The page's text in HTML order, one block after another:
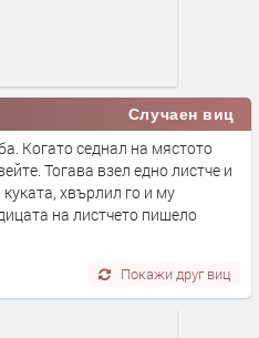
Случаен виц
Когато седнал на мястото
Тогава взел едно листче и
хвърлил го и му
на листчето пишело
Покажи друг виц